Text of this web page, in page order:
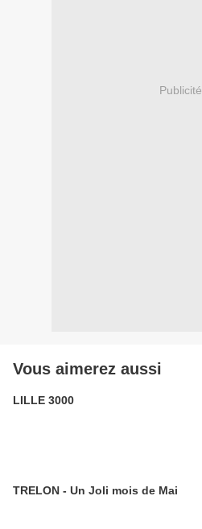
Publicité
Vous aimerez aussi
LILLE 3000
TRELON - Un Joli mois de Mai